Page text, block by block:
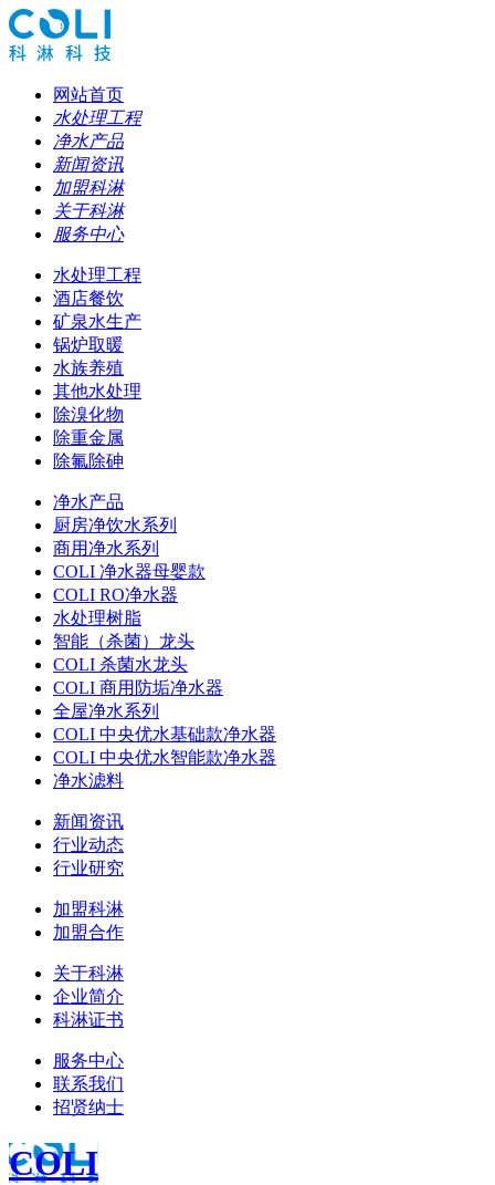
网站首页
水处理工程
净水产品
新闻资讯
加盟科淋
关于科淋
服务中心
水处理工程
酒店餐饮
矿泉水生产
锅炉取暖
水族养殖
其他水处理
除溴化物
除重金属
除氟除砷
净水产品
厨房净饮水系列
商用净水系列
COLI 净水器母婴款
COLI RO净水器
水处理树脂
智能（杀菌）龙头
COLI 杀菌水龙头
COLI 商用防垢净水器
全屋净水系列
COLI 中央优水基础款净水器
COLI 中央优水智能款净水器
净水滤料
新闻资讯
行业动态
行业研究
加盟科淋
加盟合作
关于科淋
企业简介
科淋证书
服务中心
联系我们
招贤纳士
COLI